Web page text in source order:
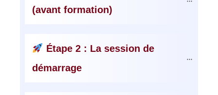
(avant formation)
Étape 2 : La session de
démarrage